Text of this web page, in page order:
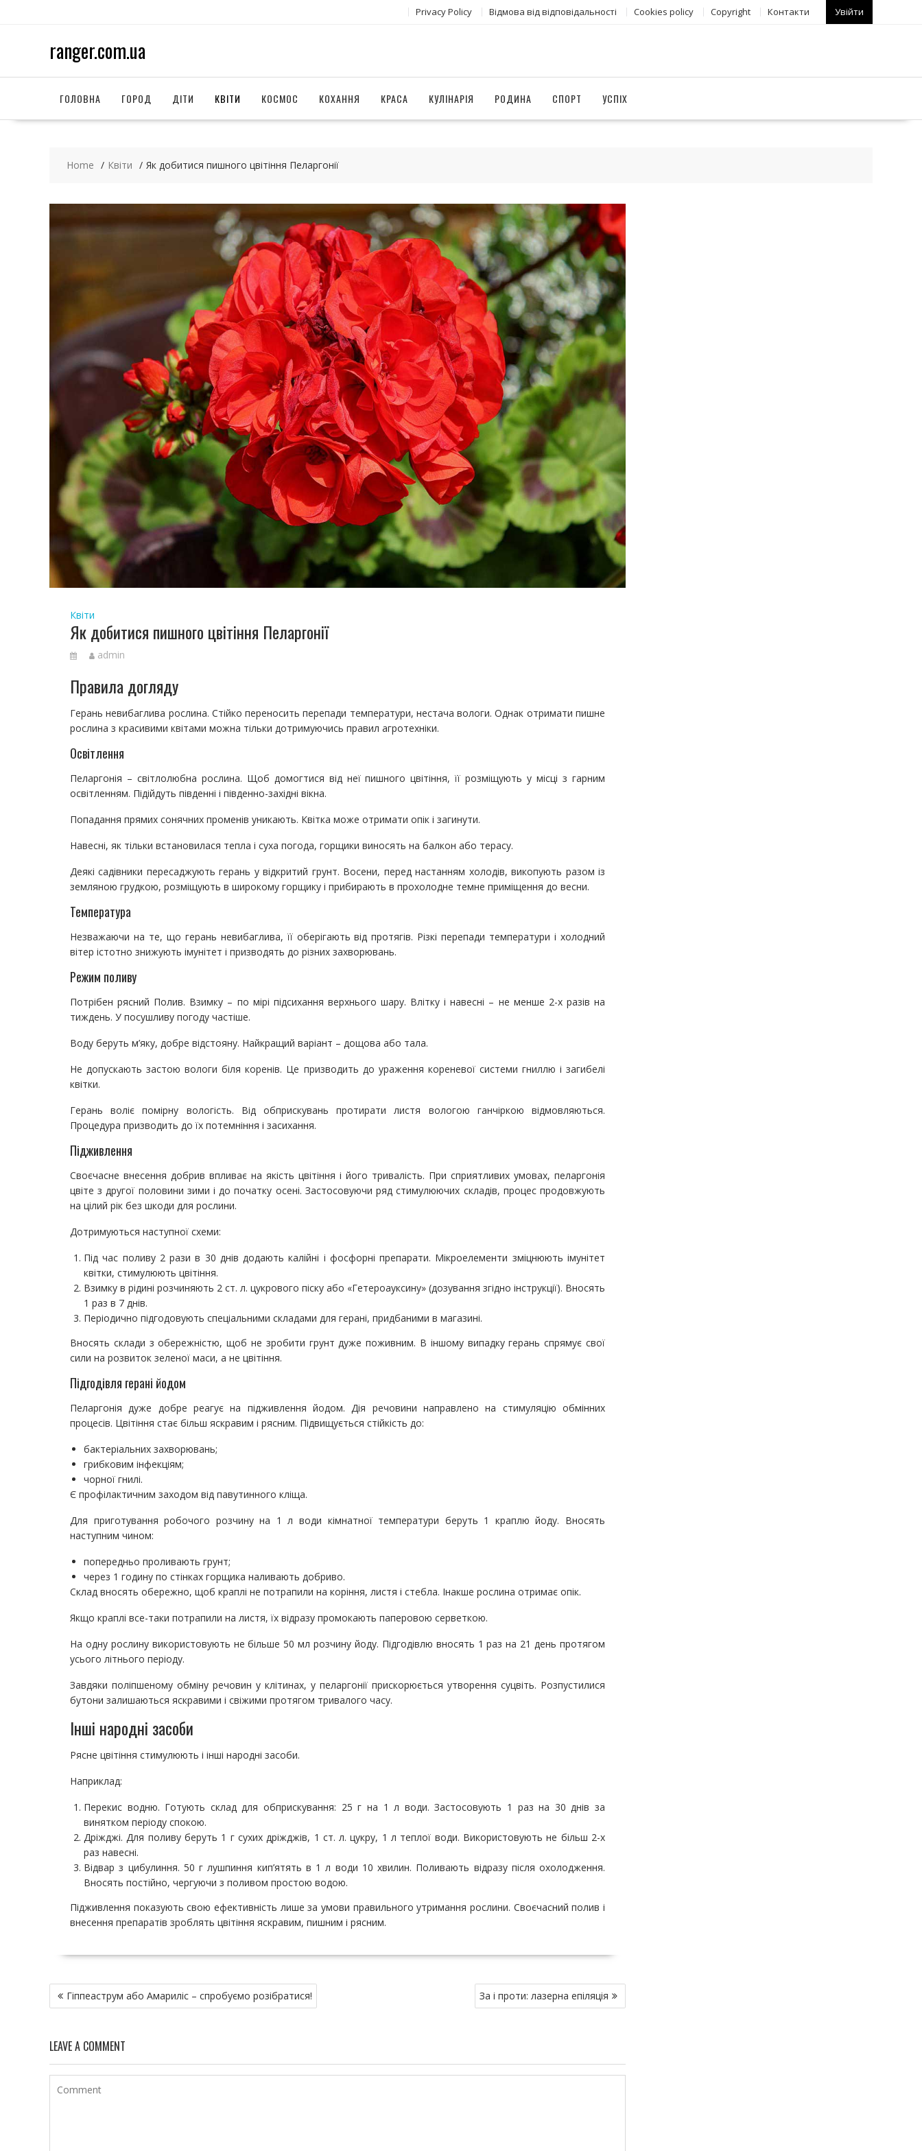
Privacy Policy Відмова від відповідальності Сookies policy Copyright Контакти Увійти
ranger.com.ua
ГОЛОВНА ГОРОД ДІТИ КВІТИ КОСМОС КОХАННЯ КРАСА КУЛІНАРІЯ РОДИНА СПОРТ УСПІХ
Home Квіти Як добитися пишного цвітіння Пеларгонії
Квіти
Як добитися пишного цвітіння Пеларгонії
admin
Правила догляду
Герань невибаглива рослина. Стійко переносить перепади температури, нестача вологи. Однак отримати пишне
рослина з красивими квітами можна тільки дотримуючись правил агротехніки.
Освітлення
Пеларгонія – світлолюбна рослина. Щоб домогтися від неї пишного цвітіння, її розміщують у місці з гарним
освітленням. Підійдуть південні і південно-західні вікна.
Попадання прямих сонячних променів уникають. Квітка може отримати опік і загинути.
Навесні, як тільки встановилася тепла і суха погода, горщики виносять на балкон або терасу.
Деякі садівники пересаджують герань у відкритий грунт. Восени, перед настанням холодів, викопують разом із
земляною грудкою, розміщують в широкому горщику і прибирають в прохолодне темне приміщення до весни.
Температура
Незважаючи на те, що герань невибаглива, її оберігають від протягів. Різкі перепади температури і холодний
вітер істотно знижують імунітет і призводять до різних захворювань.
Режим поливу
Потрібен рясний Полив. Взимку – по мірі підсихання верхнього шару. Влітку і навесні – не менше 2-х разів на
тиждень. У посушливу погоду частіше.
Воду беруть м’яку, добре відстояну. Найкращий варіант – дощова або тала.
Не допускають застою вологи біля коренів. Це призводить до ураження кореневої системи гниллю і загибелі
квітки.
Герань воліє помірну вологість. Від обприскувань протирати листя вологою ганчіркою відмовляються.
Процедура призводить до їх потемніння і засихання.
Підживлення
Своєчасне внесення добрив впливає на якість цвітіння і його тривалість. При сприятливих умовах, пеларгонія
цвіте з другої половини зими і до початку осені. Застосовуючи ряд стимулюючих складів, процес продовжують
на цілий рік без шкоди для рослини.
Дотримуються наступної схеми:
Під час поливу 2 рази в 30 днів додають калійні і фосфорні препарати. Мікроелементи зміцнюють імунітет
квітки, стимулюють цвітіння.
Взимку в рідині розчиняють 2 ст. л. цукрового піску або «Гетероауксину» (дозування згідно інструкції). Вносять
1 раз в 7 днів.
Періодично підгодовують спеціальними складами для герані, придбаними в магазині.
Вносять склади з обережністю, щоб не зробити грунт дуже поживним. В іншому випадку герань спрямує свої
сили на розвиток зеленої маси, а не цвітіння.
Підгодівля герані йодом
Пеларгонія дуже добре реагує на підживлення йодом. Дія речовини направлено на стимуляцію обмінних
процесів. Цвітіння стає більш яскравим і рясним. Підвищується стійкість до:
бактеріальних захворювань;
грибковим інфекціям;
чорної гнилі.
Є профілактичним заходом від павутинного кліща.
Для приготування робочого розчину на 1 л води кімнатної температури беруть 1 краплю йоду. Вносять
наступним чином:
попередньо проливають грунт;
через 1 годину по стінках горщика наливають добриво.
Склад вносять обережно, щоб краплі не потрапили на коріння, листя і стебла. Інакше рослина отримає опік.
Якщо краплі все-таки потрапили на листя, їх відразу промокають паперовою серветкою.
На одну рослину використовують не більше 50 мл розчину йоду. Підгодівлю вносять 1 раз на 21 день протягом
усього літнього періоду.
Завдяки поліпшеному обміну речовин у клітинах, у пеларгонії прискорюється утворення суцвіть. Розпустилися
бутони залишаються яскравими і свіжими протягом тривалого часу.
Інші народні засоби
Рясне цвітіння стимулюють і інші народні засоби.
Наприклад:
Перекис водню. Готують склад для обприскування: 25 г на 1 л води. Застосовують 1 раз на 30 днів за
винятком періоду спокою.
Дріжджі. Для поливу беруть 1 г сухих дріжджів, 1 ст. л. цукру, 1 л теплої води. Використовують не більш 2-х
раз навесні.
Відвар з цибулиння. 50 г лушпиння кип’ятять в 1 л води 10 хвилин. Поливають відразу після охолодження.
Вносять постійно, чергуючи з поливом простою водою.
Підживлення показують свою ефективність лише за умови правильного утримання рослини. Своєчасний полив і
внесення препаратів зроблять цвітіння яскравим, пишним і рясним.
Н
а
и
г
а
Гіппеаструм або Амариліс – спробуємо розібратися! За і проти: лазерна епіляція
LEAVE A COMMENT